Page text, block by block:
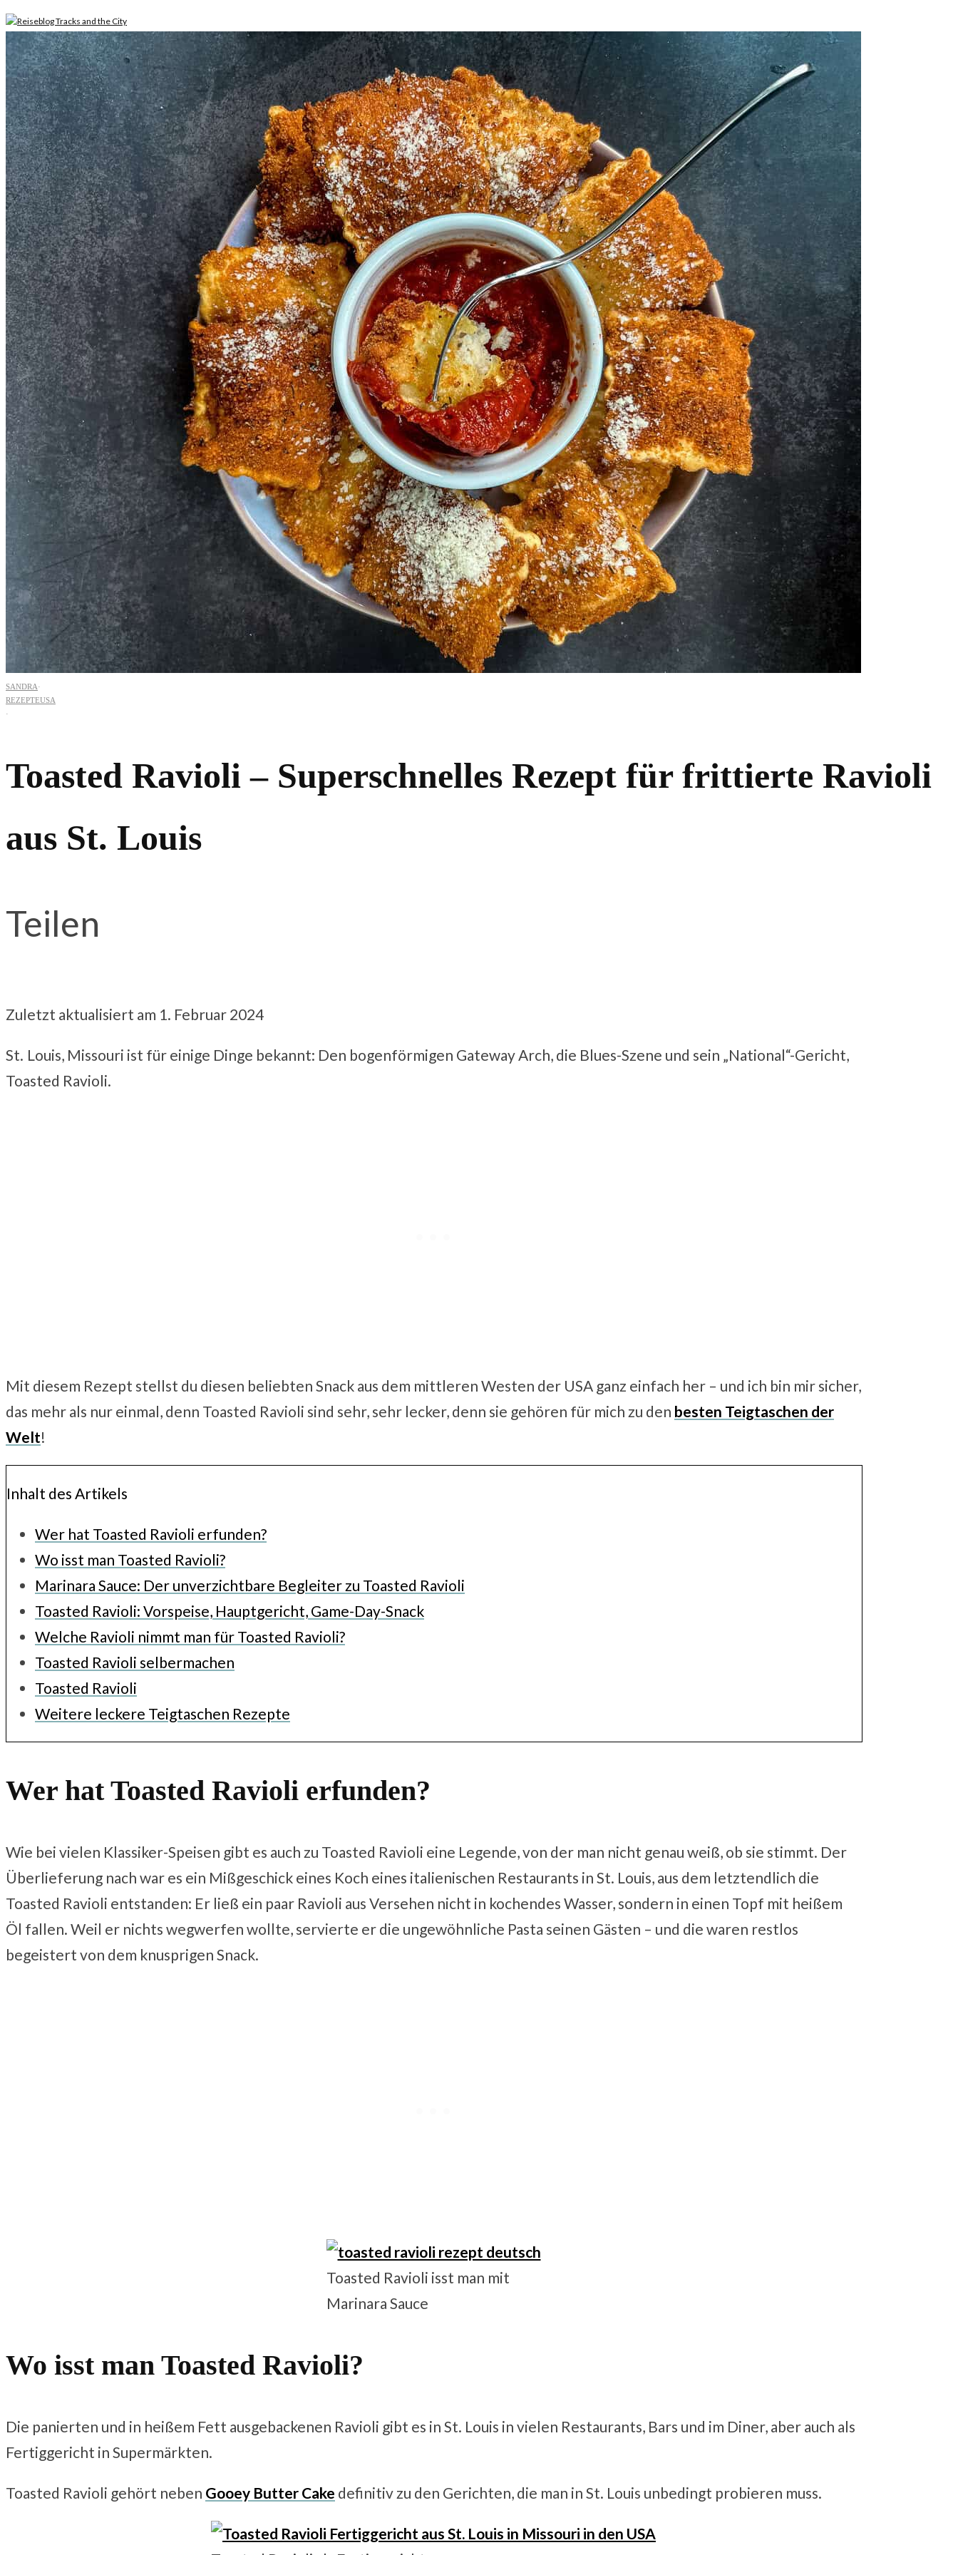
SANDRA·
REZEPTEUSA
·
Toasted Ravioli – Superschnelles Rezept für frittierte Ravioli
aus St. Louis
Teilen
Zuletzt aktualisiert am 1. Februar 2024
St. Louis, Missouri ist für einige Dinge bekannt: Den bogenförmigen Gateway Arch, die Blues-Szene und sein „National“-Gericht,
Toasted Ravioli.
Mit diesem Rezept stellst du diesen beliebten Snack aus dem mittleren Westen der USA ganz einfach her – und ich bin mir sicher,
das mehr als nur einmal, denn Toasted Ravioli sind sehr, sehr lecker, denn sie gehören für mich zu den besten Teigtaschen der
Welt!
Inhalt des Artikels
Wer hat Toasted Ravioli erfunden?
Wo isst man Toasted Ravioli?
Marinara Sauce: Der unverzichtbare Begleiter zu Toasted Ravioli
Toasted Ravioli: Vorspeise, Hauptgericht, Game-Day-Snack
Welche Ravioli nimmt man für Toasted Ravioli?
Toasted Ravioli selbermachen
Toasted Ravioli
Weitere leckere Teigtaschen Rezepte
Wer hat Toasted Ravioli erfunden?
Wie bei vielen Klassiker-Speisen gibt es auch zu Toasted Ravioli eine Legende, von der man nicht genau weiß, ob sie stimmt. Der
Überlieferung nach war es ein Mißgeschick eines Koch eines italienischen Restaurants in St. Louis, aus dem letztendlich die
Toasted Ravioli entstanden: Er ließ ein paar Ravioli aus Versehen nicht in kochendes Wasser, sondern in einen Topf mit heißem
Öl fallen. Weil er nichts wegwerfen wollte, servierte er die ungewöhnliche Pasta seinen Gästen – und die waren restlos
begeistert von dem knusprigen Snack.
Toasted Ravioli isst man mit
Marinara Sauce
Wo isst man Toasted Ravioli?
Die panierten und in heißem Fett ausgebackenen Ravioli gibt es in St. Louis in vielen Restaurants, Bars und im Diner, aber auch als
Fertiggericht in Supermärkten.
Toasted Ravioli gehört neben Gooey Butter Cake definitiv zu den Gerichten, die man in St. Louis unbedingt probieren muss.